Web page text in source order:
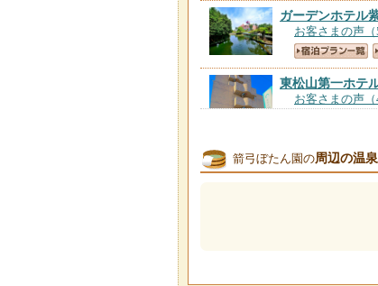
ガーデンホテル
お客さまの声（
東松山第一ホテ
お客さまの声（
箭弓ぼたん園の周辺の温